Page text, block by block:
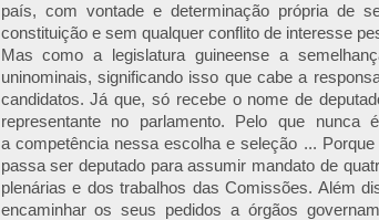
país, com vontade e determinação própria de
constituição e sem qualquer conflito de interesse
Mas como a legislatura guineense a
uninominais, significando isso que cabe a
candidatos. Já que, só recebe o nome de
representante no parlamento. Pelo que
a competência nessa escolha e seleção ...
passa ser deputado para assumir mandato de
plenárias e dos trabalhos das Comissões. Além
encaminhar os seus pedidos a órgãos